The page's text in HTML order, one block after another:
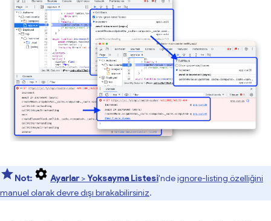
Not: Ayarlar >Yoksayma Listesi'ndeignore-listing özelliğini
manuel olarak devre dışı bırakabilirsiniz.